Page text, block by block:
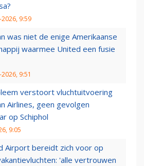
9:59
was niet de enige Amerikaanse
waarmee United een fusie
9:51
verstoort vluchtuitvoering
Airlines, geen gevolgen
op Schiphol
9:05
Airport bereidt zich voor op
'alle vertrouwen